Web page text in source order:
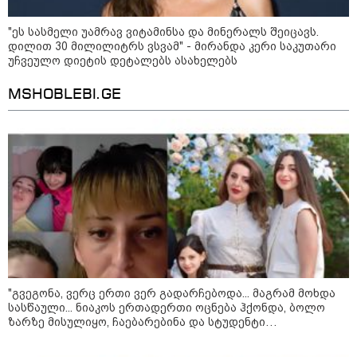
ანტიეროვნული ხელისუფლების
სალომე სამადაშვილი -
ივანიშვილმა საქართველო,
რომელიც ყველაზე მყარი
მოკავშირე და სანდო პარტნიორი
მოზაიკა
"ეს სასმელი უამრავ ვიტამინსა და მინერალს შეიცავს.
დილით 30 მილილიტრს ვსვამ" - მირანდა კერი საკუთარი
უჩვეულო დიეტის დეტალებს ასახელებს
MSHOBLEBI.GE
"გვეგონა, ვერც ერთი ვერ გადარჩებოდა... მაგრამ მოხდა
სასწაული... ნიაკოს ერთადერთი ოცნება ჰქონდა, ბოლო
ზარზე მისულიყო, ჩაებარებინა და სტუდენტი